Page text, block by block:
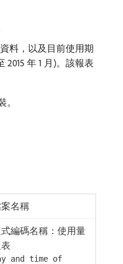
料，以及目前使用期
年 1 月)。該報表
名稱
編碼名稱：使用量
and time of